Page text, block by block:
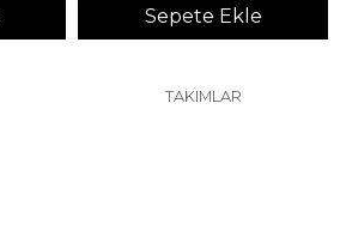
Sepete Ekle
TAKIMLAR